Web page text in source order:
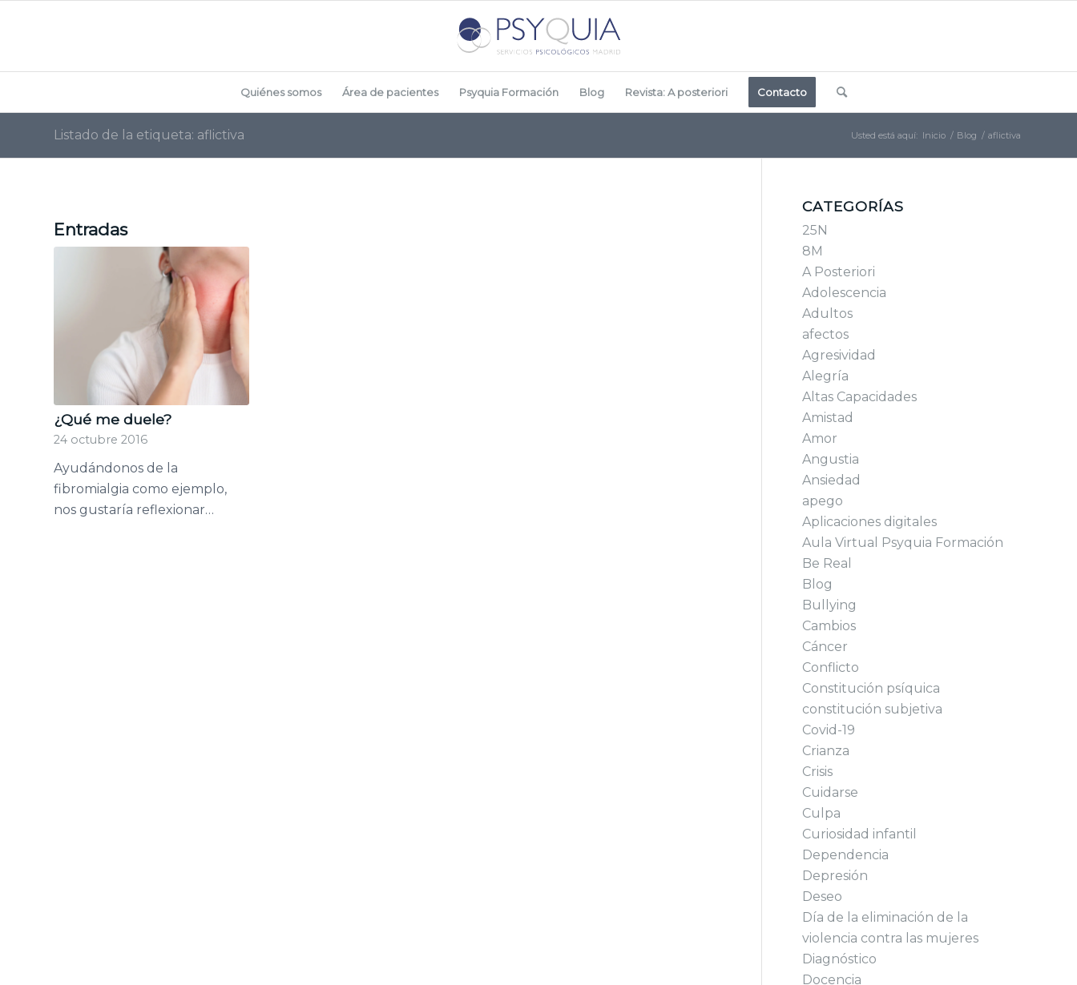
Quiénes somos Área de pacientes Psyquia Formación Blog Revista: A posteriori Contacto
Listado de la etiqueta: aflictiva Usted está aquí: Inicio / Blog / aflictiva
Entradas
¿Qué me duele?
24 octubre 2016
Ayudándonos de la
fibromialgia como ejemplo,
nos gustaría reflexionar…
CATEGORÍAS
25N
8M
A Posteriori
Adolescencia
Adultos
afectos
Agresividad
Alegría
Altas Capacidades
Amistad
Amor
Angustia
Ansiedad
apego
Aplicaciones digitales
Aula Virtual Psyquia Formación
Be Real
Blog
Bullying
Cambios
Cáncer
Conflicto
Constitución psíquica
constitución subjetiva
Covid-19
Crianza
Crisis
Cuidarse
Culpa
Curiosidad infantil
Dependencia
Depresión
Deseo
Día de la eliminación de la
violencia contra las mujeres
Diagnóstico
Docencia